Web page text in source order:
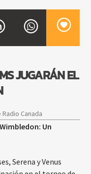
JUGARÁN EL
Radio Canada
Un
Serena y Venus